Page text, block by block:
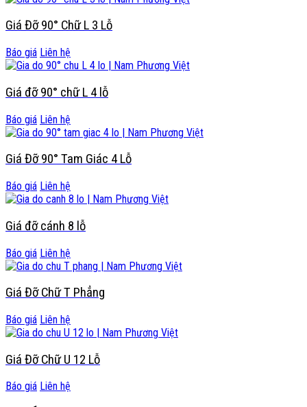
Giá Đỡ 90° Chữ L 3 Lỗ
Báo giá Liên hệ
Giá đỡ 90° chữ L 4 lỗ
Báo giá Liên hệ
Giá Đỡ 90° Tam Giác 4 Lỗ
Báo giá Liên hệ
Giá đỡ cánh 8 lỗ
Báo giá Liên hệ
Giá Đỡ Chữ T Phẳng
Báo giá Liên hệ
Giá Đỡ Chữ U 12 Lỗ
Báo giá Liên hệ